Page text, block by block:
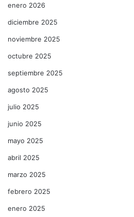
enero 2026
diciembre 2025
noviembre 2025
octubre 2025
septiembre 2025
agosto 2025
julio 2025
junio 2025
mayo 2025
abril 2025
marzo 2025
febrero 2025
enero 2025